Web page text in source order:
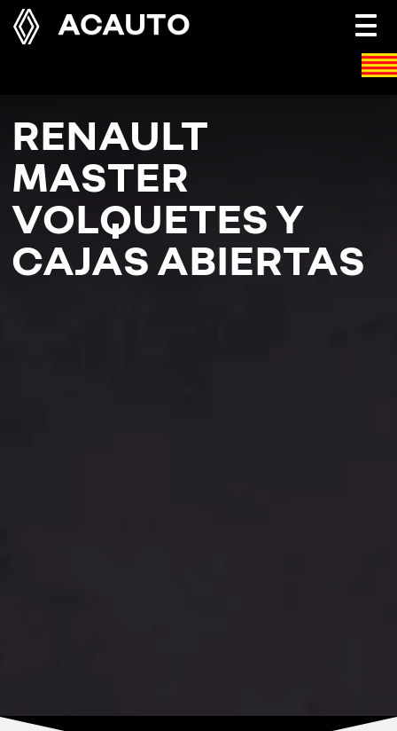
ACAUTO
RENAULT
MASTER
VOLQUETES Y
CAJAS ABIERTAS